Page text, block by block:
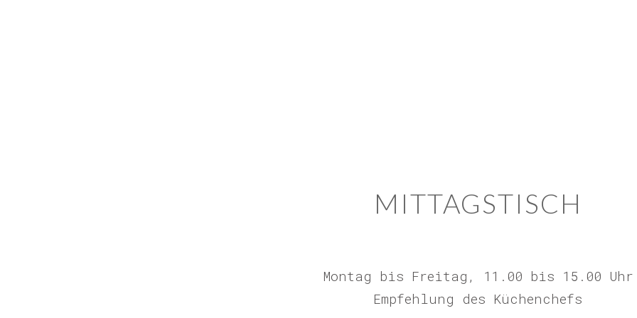
MITTAGSTISCH
Montag bis Freitag, 11.00 bis 15.00 Uhr
Empfehlung des Küchenchefs